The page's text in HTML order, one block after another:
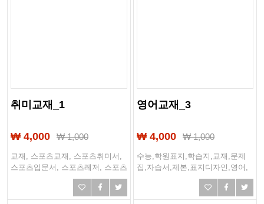
취미교재_1
₩ 4,000 ₩1,000
교재, 스포츠교재, 스포츠취미서,
스포츠입문서, 스포츠레저, 스포츠
가이드, 트레이닝북, 레슨사이드,
입문가이드, 실전교재
영어교재_3
₩ 4,000 ₩1,000
수능,학원표지,학습지,교재,문제
집,자습서,제본,표지디자인,영어,
중등영어,고등영어,고등학교국영
어,중학교영어,학원교재,외국어표
지,수능문제집,모의고사모음집